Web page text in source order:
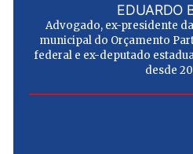
EDUARDO
Advogado, ex-presidente
municipal do Orçamento
federal e ex-deputado
desde